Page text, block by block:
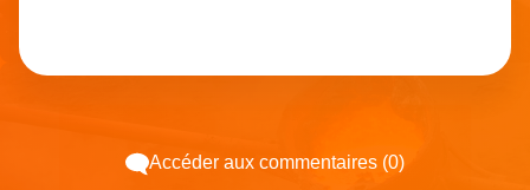
Accéder aux commentaires (0)